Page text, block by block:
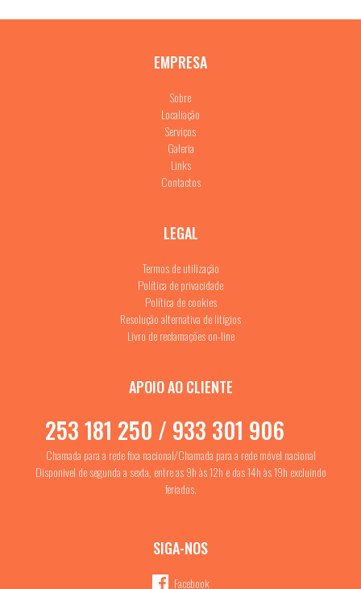
EMPRESA
Sobre
Localiação
Serviços
Galeria
Links
Contactos
LEGAL
Termos de utilização
Política de privacidade
Política de cookies
Resolução alternativa de litígios
Livro de reclamações on-line
APOIO AO CLIENTE
253 181 250 / 933 301 906
Chamada para a rede fixa nacional/Chamada para a rede móvel nacional
Disponivel de segunda a sexta, entre as 9h às 12h e das 14h às 19h excluindo
feriados.
SIGA-NOS
Facebook